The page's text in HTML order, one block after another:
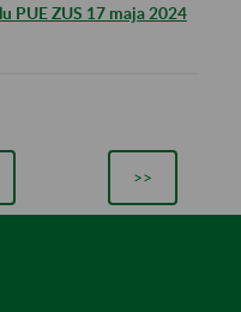
PUE ZUS 17 maja 2024
>>